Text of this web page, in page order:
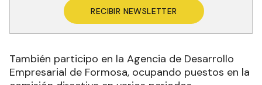
RECIBIR NEWSLETTER
También participo en la Agencia de Desarrollo
Empresarial de Formosa, ocupando puestos en la